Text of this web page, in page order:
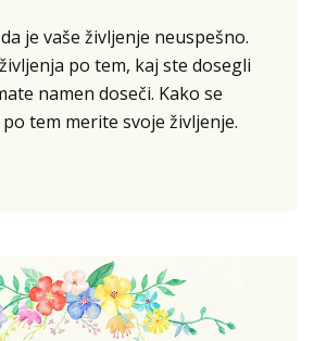
je vaše življenje neuspešno.
po tem, kaj ste dosegli
namen doseči. Kako se
tem merite svoje življenje.